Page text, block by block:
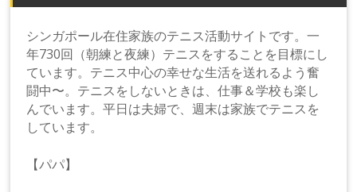
シンガポール在住家族のテニス活動サイトです。一
年730回（朝練と夜練）テニスをすることを目標にし
ています。テニス中心の幸せな生活を送れるよう奮
闘中〜。テニスをしないときは、仕事＆学校も楽し
んでいます。平日は夫婦で、週末は家族でテニスを
しています。
【パパ】